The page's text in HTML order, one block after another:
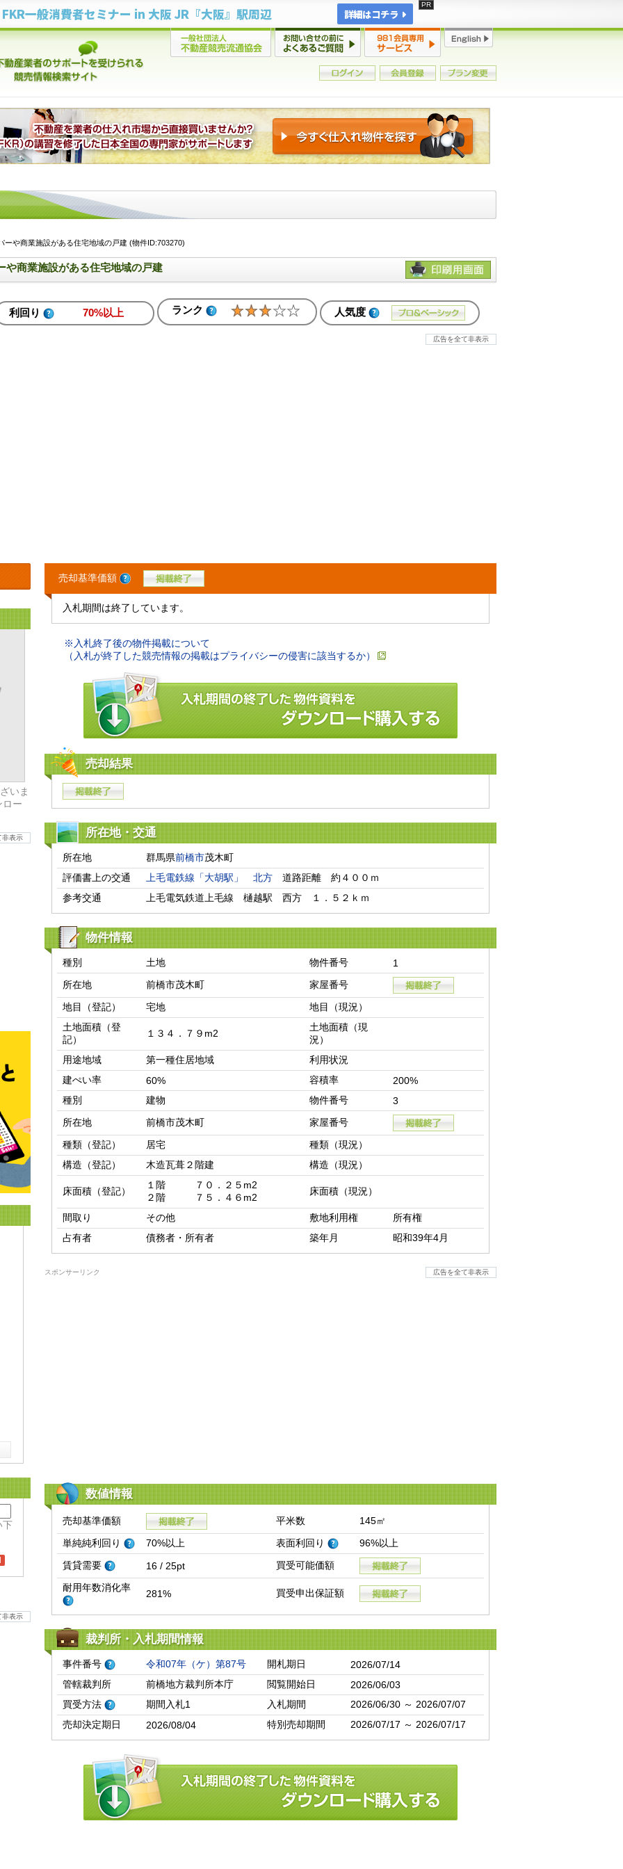
FKR一般消費者セミナー in 大阪 JR『大阪』駅周辺 詳細はコチラ
や商業施設がある住宅地域の戸建 (物件ID:703270)
や商業施設がある住宅地域の戸建
利回り 70%以上 ランク 人気度
広告を全て非表示
いま
ロー
非表示
下
非表示
売却基準価額
入札期間は終了しています。
※入札終了後の物件掲載について
（入札が終了した競売情報の掲載はプライバシーの侵害に該当するか）
売却結果
所在地・交通
所在地 群馬県前橋市茂木町
評価書上の交通
上毛電鉄線「大胡駅」 北方 道路距離　約４００ｍ
参考交通
上毛電気鉄道上毛線　樋越駅　西方　１．５２ｋｍ
物件情報
種別 土地 物件番号
1
所在地
前橋市茂木町
家屋番号
地目（登記）
宅地
地目（現況）
土地面積（登
記）
１３４．７９m2
土地面積（現
況）
用途地域
第一種住居地域
利用状況
建ぺい率
60% 容積率
200%
種別
建物 物件番号
3
所在地
前橋市茂木町
家屋番号
種類（登記）
居宅
種類（現況）
構造（登記）
木造瓦葺２階建 構造（現況）
床面積（登記）
１階　　　７０．２５m2
２階　　　７５．４６m2
床面積（現況）
間取り その他 敷地利用権
所有権
占有者
債務者・所有者 築年月 昭和39年4月
スポンサーリンク 広告を全て非表示
数値情報
売却基準価額 平米数
145㎡
単純純利回り
70%以上 表面利回り
96%以上
賃貸需要
16 / 25pt
買受可能価額
耐用年数消化率
281% 買受申出保証額
裁判所・入札期間情報
事件番号 令和07年（ケ）第87号 開札期日
2026/07/14
管轄裁判所
前橋地方裁判所本庁 閲覧開始日
2026/06/03
買受方法
期間入札1 入札期間
2026/06/30 ～ 2026/07/07
売却決定期日
2026/08/04 特別売却期間 2026/07/17 ～ 2026/07/17